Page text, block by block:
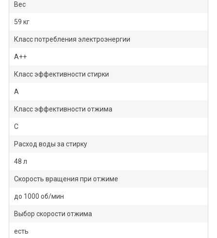
Вес
59 кг
Класс потребления электроэнергии
A++
Класс эффективности стирки
A
Класс эффективности отжима
C
Расход воды за стирку
48 л
Скорость вращения при отжиме
до 1000 об/мин
Выбор скорости отжима
есть